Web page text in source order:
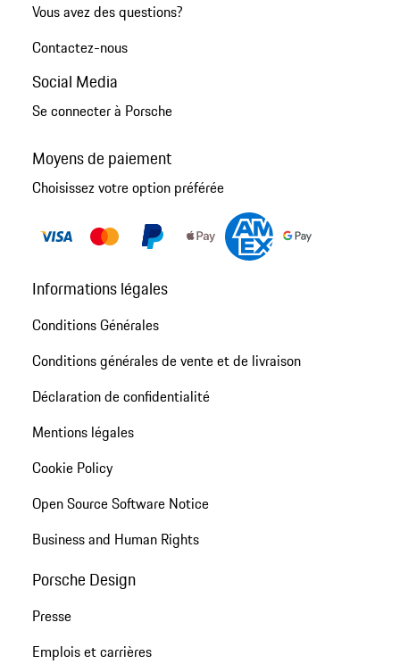
Vous avez des questions?
Contactez-nous
Social Media
Se connecter à Porsche
Moyens de paiement
Choisissez votre option préférée
Informations légales
Conditions Générales
Conditions générales de vente et de livraison
Déclaration de confidentialité
Mentions légales
Cookie Policy
Open Source Software Notice
Business and Human Rights
Porsche Design
Presse
Emplois et carrières